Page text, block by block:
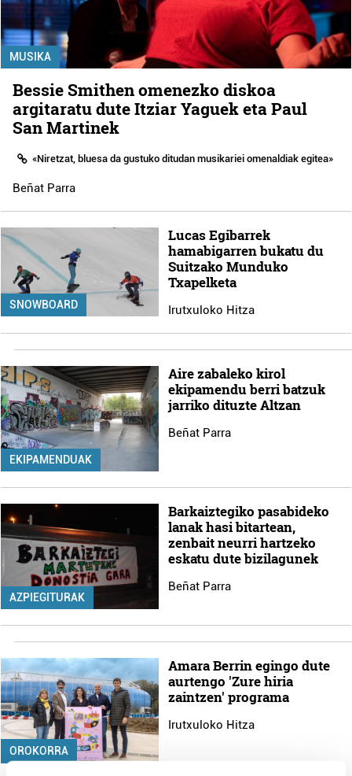
MUSIKA
Bessie Smithen omenezko diskoa
argitaratu dute Itziar Yaguek eta Paul
San Martinek
«Niretzat, bluesa da gustuko ditudan musikariei omenaldiak egitea»
Beñat Parra
SNOWBOARD
Lucas Egibarrek
hamabigarren bukatu du
Suitzako Munduko
Txapelketa
Irutxuloko Hitza
EKIPAMENDUAK
Aire zabaleko kirol
ekipamendu berri batzuk
jarriko dituzte Altzan
Beñat Parra
AZPIEGITURAK
Barkaiztegiko pasabideko
lanak hasi bitartean,
zenbait neurri hartzeko
eskatu dute bizilagunek
Beñat Parra
OROKORRA
Amara Berrin egingo dute
aurtengo 'Zure hiria
zaintzen' programa
Irutxuloko Hitza